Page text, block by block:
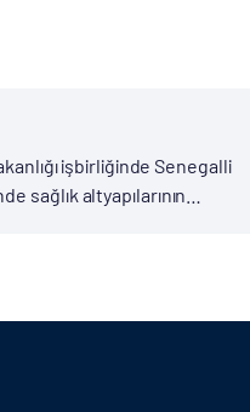
işbirliğinde Senegalli
sağlık altyapılarının